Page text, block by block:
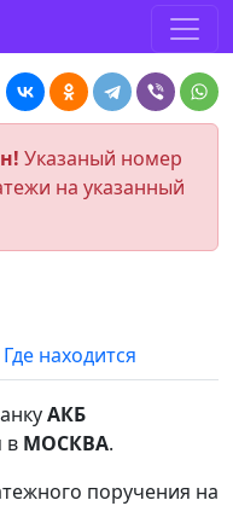
Указаный номер
на указанный
Где находится
АКБ
в МОСКВА.
поручения на